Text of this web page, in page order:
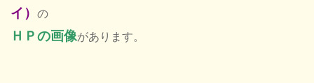
イ） の
ＨＰの画像があります。